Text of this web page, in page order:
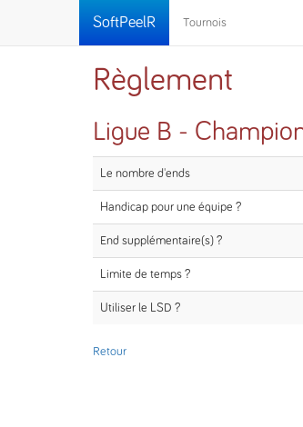
SoftPeelR Tournois
Règlement
Ligue B -
Le nombre d'ends
Handicap pour une équipe ?
End supplémentaire(s) ?
Limite de temps ?
Utiliser le LSD ?
Retour